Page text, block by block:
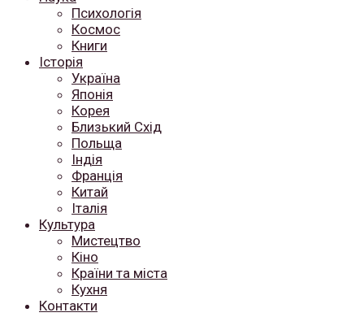
Психологія
Космос
Книги
Історія
Україна
Японія
Корея
Близький Схід
Польща
Індія
Франція
Китай
Італія
Культура
Мистецтво
Кіно
Країни та міста
Кухня
Контакти